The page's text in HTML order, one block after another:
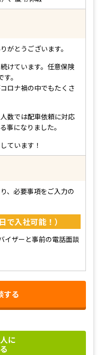
がとうございます。
けています。任意保険
。
ロナ禍の中でもたくさ
数では配車依頼に対応
事になりました。
ています！
、必要事項をご入力の
入社可能！）
イザーと事前の電話面談
する
に